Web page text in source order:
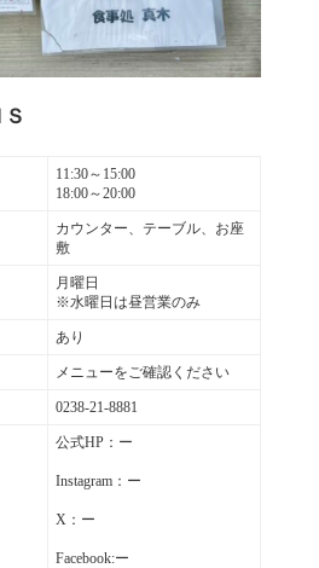
11:30～15:00
18:00～20:00
カウンター、テーブル、お座
敷
月曜日
※水曜日は昼営業のみ
あり
メニューをご確認ください
0238-21-8881
公式HP：ー
Instagram：ー
X：ー
Facebook:ー